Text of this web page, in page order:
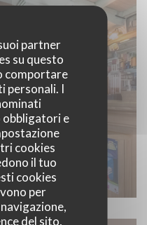
partner
su questo
comportare
personali. I
obbligatori e
cookies
il tuo
cookies
per
del sito,